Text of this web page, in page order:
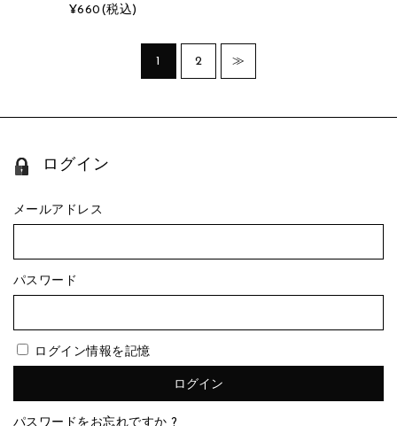
¥660 (税込)
1 2 ≫
ログイン
メールアドレス
パスワード
ログイン情報を記憶
パスワードをお忘れですか ?